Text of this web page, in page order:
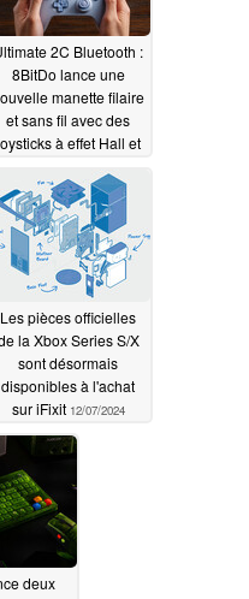
2C Bluetooth :
8BitDo lance une
manette filaire
et sans fil avec des
à effet Hall et
un gyroscope à 6 axes
pour moins de 30 $
12/11/2024
Les pièces officielles
la Xbox Series S/X
sont désormais
disponibles à l'achat
sur iFixit 12/07/2024
deux